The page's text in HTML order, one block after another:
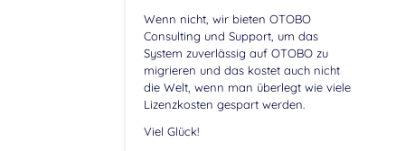
Wenn nicht, wir bieten OTOBO
Consulting und Support, um das
System zuverlässig auf OTOBO zu
migrieren und das kostet auch nicht
die Welt, wenn man überlegt wie viele
Lizenzkosten gespart werden.
Viel Glück!